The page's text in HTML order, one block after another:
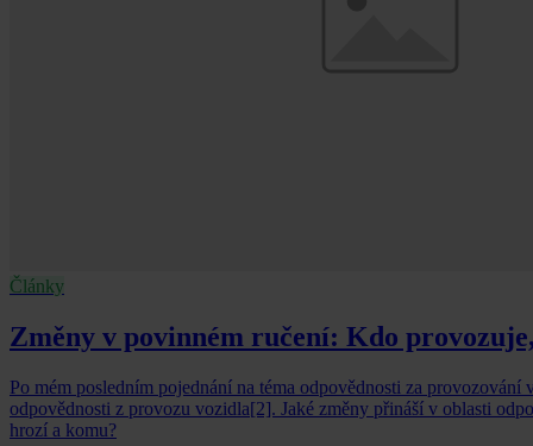
Články
Změny v povinném ručení: Kdo
Po mém posledním pojednání na téma odpovědnosti za
odpovědnosti z provozu vozidla[2]. Jaké změny přináší v oblasti
hrozí a komu?